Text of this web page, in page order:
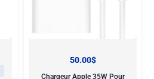
Chargeur Apple 35W Pour
50.00$